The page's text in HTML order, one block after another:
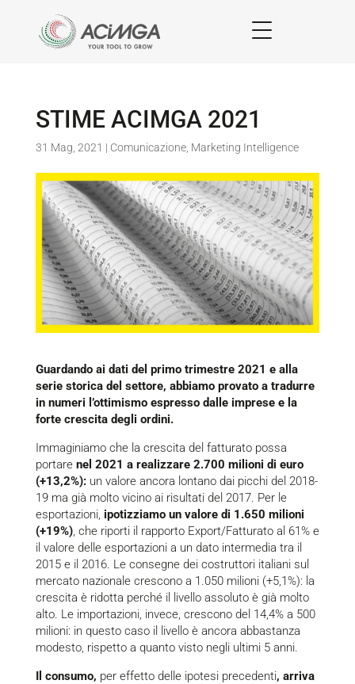
STIME ACIMGA 2021
31 Mag, 2021 | Comunicazione, Marketing Intelligence
Guardando ai dati del primo trimestre 2021 e alla
serie storica del settore, abbiamo provato a tradurre
in numeri l’ottimismo espresso dalle imprese e la
forte crescita degli ordini.
Immaginiamo che la crescita del fatturato possa
portare nel 2021 a realizzare 2.700 milioni di euro
(+13,2%):un valore ancora lontano dai picchi del 2018-
19 ma già molto vicino ai risultati del 2017. Per le
esportazioni, ipotizziamo un valore di 1.650 milioni
(+19%), che riporti il rapporto Export/Fatturato al 61% e
il valore delle esportazioni a un dato intermedia tra il
2015 e il 2016. Le consegne dei costruttori italiani sul
mercato nazionale crescono a 1.050 milioni (+5,1%): la
crescita è ridotta perché il livello assoluto è già molto
alto. Le importazioni, invece, crescono del 14,4% a 500
milioni: in questo caso il livello è ancora abbastanza
modesto, rispetto a quanto visto negli ultimi 5 anni.
Il consumo, per effetto delle ipotesi precedenti, arriva